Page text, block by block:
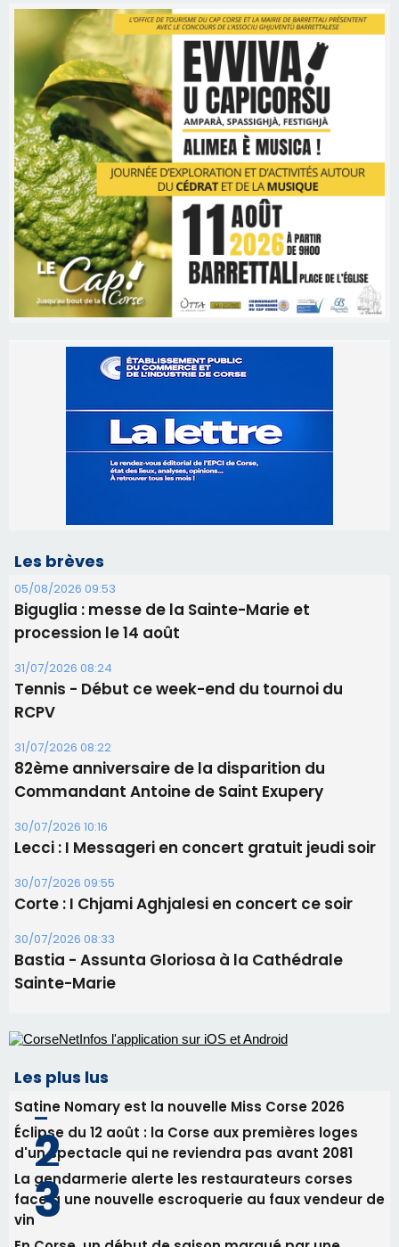
05/08/2026 09:53
Biguglia : messe de la Sainte-Marie et
procession le 14 août
Tennis - Début ce week-end du tournoi du
31/07/2026 08:22
82ème anniversaire de la disparition du
Commandant Antoine de Saint Exupery
30/07/2026 10:16
Lecci : I Messageri en concert gratuit jeudi soir
30/07/2026 09:55
Corte : I Chjami Aghjalesi en concert ce soir
30/07/2026 08:33
Bastia - Assunta Gloriosa à la Cathédrale
Sainte-Marie
Les plus lus
Satine Nomary est la nouvelle Miss Corse 2026
Éclipse du 12 août : la Corse aux premières loges
d'un spectacle qui ne reviendra pas avant 2081
face à une nouvelle escroquerie au faux vendeur de
En Corse, un début de saison marqué par une
consommation en recul dans les restaurants
Deux jeunes Ajacciens sur la voie de la médecine
militaire
Newsletter